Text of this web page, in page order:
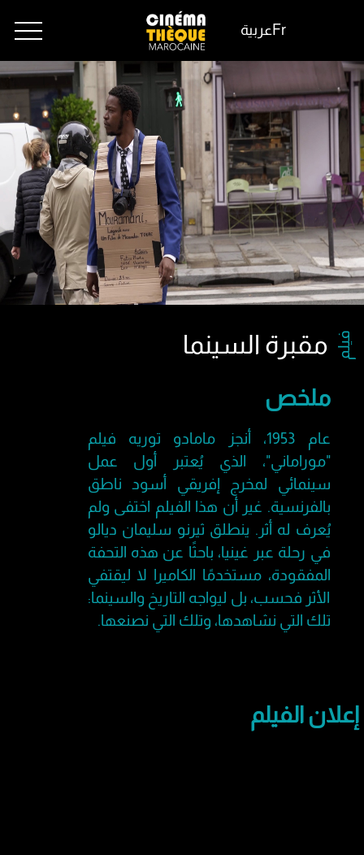
Frعربية
فيلم مقبرة السينما
ملخص
عام 1953، أنجز مامادو توريه فيلم
"موراماني"، الذي يُعتبر أول عمل
سينمائي لمخرج إفريقي أسود ناطق
بالفرنسية. غير أن هذا الفيلم اختفى ولم
يُعرف له أثر. ينطلق ثيرنو سليمان ديالو
في رحلة عبر غينيا، باحثًا عن هذه التحفة
المفقودة، مستخدمًا الكاميرا لا ليقتفي
الأثر فحسب، بل ليواجه التاريخ والسينما:
تلك التي نشاهدها، وتلك التي نصنعها.
إعلان الفيلم